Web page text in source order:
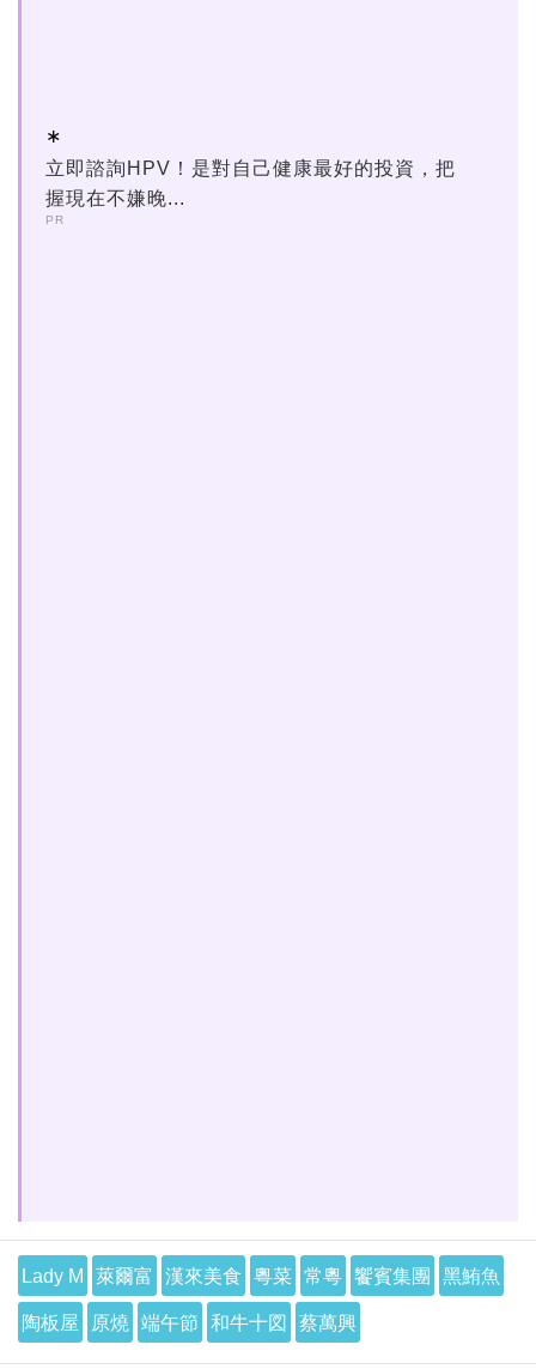
立即諮詢HPV！是對自己健康最好的投資，把
握現在不嫌晚...
PR
Lady M 萊爾富 漢來美食 粵菜 常粵 饗賓集團 黑鮪魚
陶板屋 原燒 端午節 和牛十図 蔡萬興